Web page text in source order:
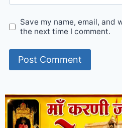
Save my name, email, and
the next time I comment.